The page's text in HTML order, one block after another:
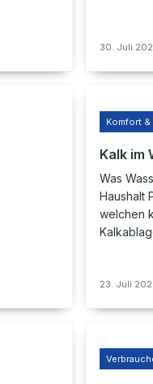
30. Juli
Komfort &
Kalk im
Was
Haushalt
welchen
23. Juli